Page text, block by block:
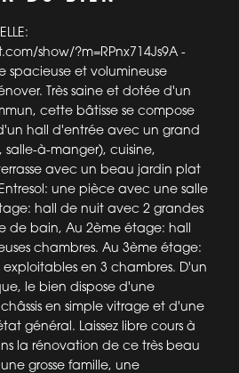
show/?m=RPnx714Js9A -
spacieuse et volumineuse
Très saine et dotée d'un
cette bâtisse se compose
hall d'entrée avec un grand
à-manger), cuisine,
avec un beau jardin plat
une pièce avec une salle
hall de nuit avec 2 grandes
de bain, Au 2ème étage: hall
chambres. Au 3ème étage:
en 3 chambres. D'un
le bien dispose d'une
en simple vitrage et d'une
général. Laissez libre cours à
la rénovation de ce très beau
grosse famille, une